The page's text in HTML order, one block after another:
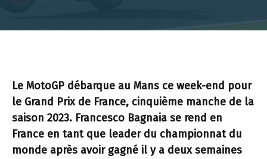
Le MotoGP débarque au Mans ce week-end pour
le Grand Prix de France, cinquième manche de la
saison 2023. Francesco Bagnaia se rend en
France en tant que leader du championnat du
monde après avoir gagné il y a deux semaines